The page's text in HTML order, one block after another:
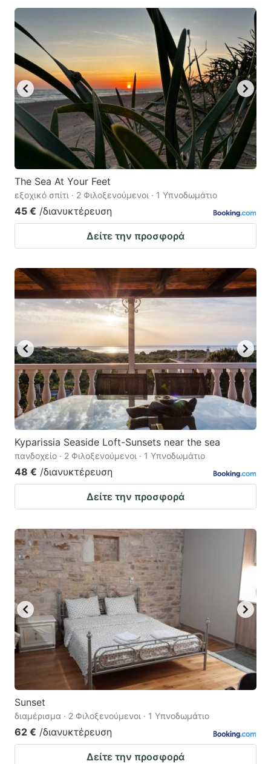
The Sea At Your Feet
εξοχικό σπίτι · 2 Φιλοξενούμενοι · 1 Υπνοδωμάτιο
45 € /διανυκτέρευση
Δείτε την προσφορά
Kyparissia Seaside Loft-Sunsets near the sea
πανδοχείο · 2 Φιλοξενούμενοι · 1 Υπνοδωμάτιο
48 € /διανυκτέρευση
Δείτε την προσφορά
Sunset
διαμέρισμα · 2 Φιλοξενούμενοι · 1 Υπνοδωμάτιο
62 € /διανυκτέρευση
Δείτε την προσφορά